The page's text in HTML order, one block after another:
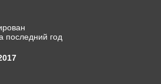
последний год